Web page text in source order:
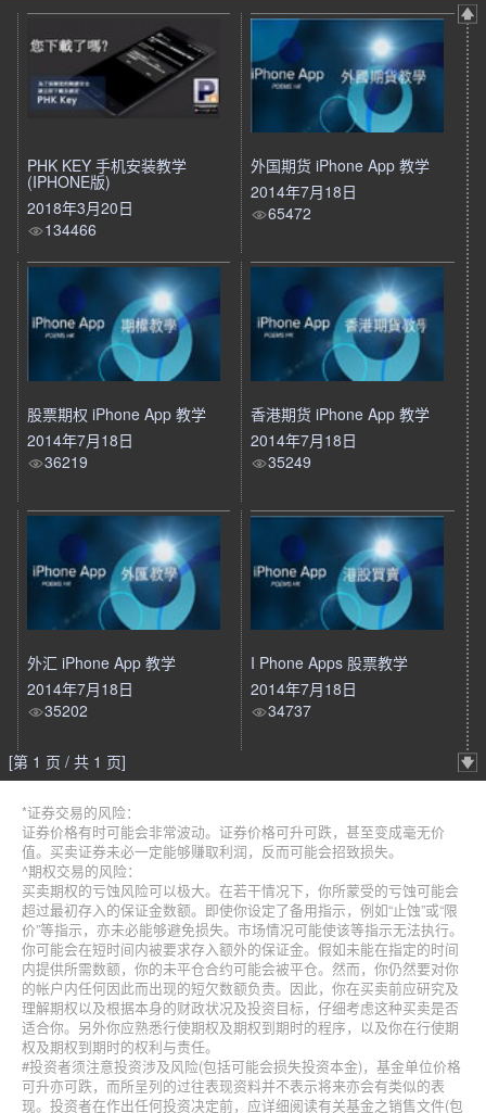
PHK KEY 手机安装教学
(IPHONE版)
2018年3月20日
134466
外国期货 iPhone App 教学
2014年7月18日
65472
股票期权 iPhone App 教学
2014年7月18日
36219
香港期货 iPhone App 教学
2014年7月18日
35249
外汇 iPhone App 教学
2014年7月18日
35202
I Phone Apps 股票教学
2014年7月18日
34737
[第 1 页 / 共 1 页]
*证券交易的风险：
证券价格有时可能会非常波动。证券价格可升可跌，甚至变成毫无价
值。买卖证券未必一定能够赚取利润，反而可能会招致损失。
^期权交易的风险：
买卖期权的亏蚀风险可以极大。在若干情况下，你所蒙受的亏蚀可能会
超过最初存入的保证金数额。即使你设定了备用指示，例如“止蚀”或“限
价”等指示，亦未必能够避免损失。市场情况可能使该等指示无法执行。
你可能会在短时间内被要求存入额外的保证金。假如未能在指定的时间
内提供所需数额，你的未平仓合约可能会被平仓。然而，你仍然要对你
的帐户内任何因此而出现的短欠数额负责。因此，你在买卖前应研究及
理解期权以及根据本身的财政状况及投资目标，仔细考虑这种买卖是否
适合你。另外你应熟悉行使期权及期权到期时的程序，以及你在行使期
权及期权到期时的权利与责任。
#投资者须注意投资涉及风险(包括可能会损失投资本金)，基金单位价格
可升亦可跌，而所呈列的过往表现资料并不表示将来亦会有类似的表
现。投资者在作出任何投资决定前，应详细阅读有关基金之销售文件(包